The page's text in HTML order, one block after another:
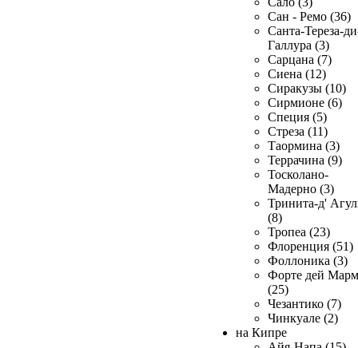
Сан - Ремо (36)
Санта-Тереза-
Галлура (3)
Сарцана (7)
Сиена (12)
Сиракузы (10)
Сирмионе (6)
Специя (5)
Стреза (11)
Таормина (3)
Террачина (9)
Тосколано-
Мадерно (3)
Тринита-д'
(8)
Тропеа (23)
Флоренция (51)
Фоллоника (3)
Форте дей
(25)
Чезантико (7)
Чинкуале (2)
на Кипре